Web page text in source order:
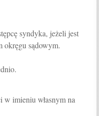
syndyka, jeżeli jest
okręgu sądowym.
w imieniu własnym na